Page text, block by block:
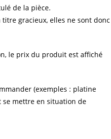
de la pièce.
gracieux, elles ne sont donc
le prix du produit est affiché
(exemples : platine
mettre en situation de